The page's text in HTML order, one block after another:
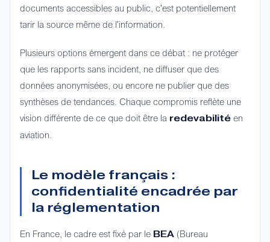
documents accessibles au public, c'est potentiellement
tarir la source même de l'information.
Plusieurs options émergent dans ce débat : ne protéger
que les rapports sans incident, ne diffuser que des
données anonymisées, ou encore ne publier que des
synthèses de tendances. Chaque compromis reflète une
vision différente de ce que doit être la redevabilité en
aviation.
Le modèle français :
confidentialité encadrée par
la réglementation
En France, le cadre est fixé par le BEA (Bureau